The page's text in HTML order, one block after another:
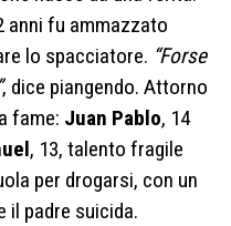
anni fu ammazzato
lo spacciatore. “Forse
, dice piangendo. Attorno
fame: Juan Pablo, 14
, 13, talento fragile
per drogarsi, con un
il padre suicida.